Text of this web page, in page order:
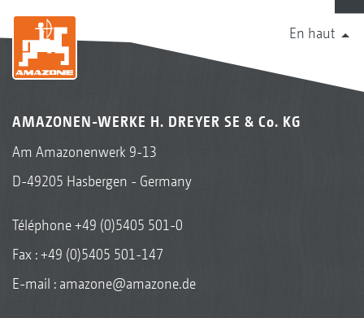
En haut
AMAZONEN-WERKE H. DREYER SE & Co. KG
Am Amazonenwerk 9-13
D-49205 Hasbergen - Germany
Téléphone+49 (0)5405 501-0
Fax : +49 (0)5405 501-147
E-mail : amazone@amazone.de